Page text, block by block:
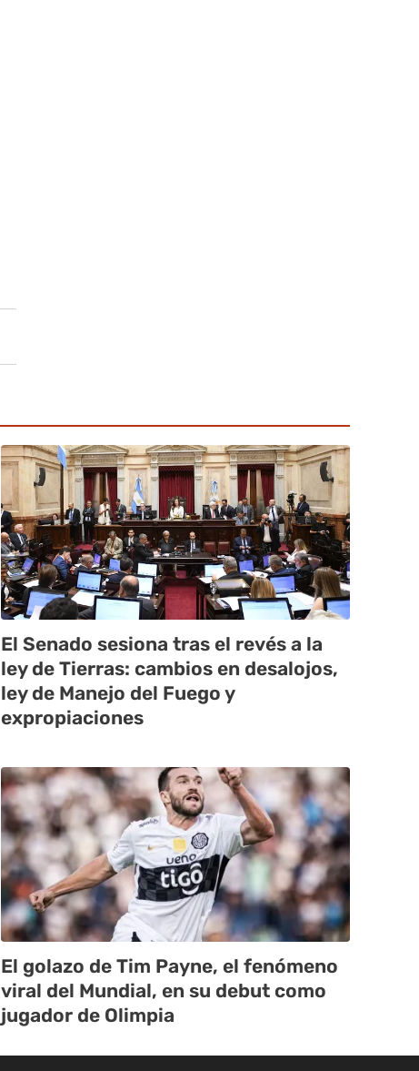
El Senado sesiona tras el revés a la
ley de Tierras: cambios en desalojos,
ley de Manejo del Fuego y
expropiaciones
El golazo de Tim Payne, el fenómeno
viral del Mundial, en su debut como
jugador de Olimpia